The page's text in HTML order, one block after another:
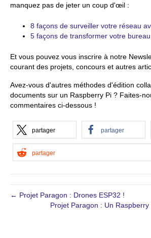
manquez pas de jeter un coup d'œil :
8 façons de surveiller votre réseau
5 façons de transformer votre
Et vous pouvez vous inscrire à notre
courant des projets, concours et autres
Avez-vous d'autres méthodes d'édition
documents sur un Raspberry Pi ? Faites-
commentaires ci-dessous !
partager partager
partager
← Projet Paragon : Drones ESP32 !
Projet Paragon : Un